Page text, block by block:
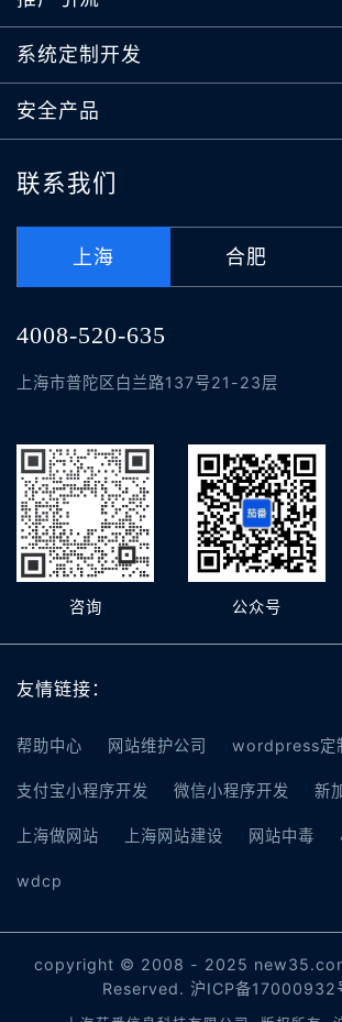
系统定制开发
安全产品
联系我们
上海 合肥
4008-520-635
上海市普陀区白兰路137号21-23层
咨询 公众号
友情链接：
帮助中心 网站维护公司 wordpress定
支付宝小程序开发 微信小程序开发 新
上海做网站 上海网站建设 网站中毒
wdcp
copyright © 2008 - 2025
Reserved. 沪ICP备17000932